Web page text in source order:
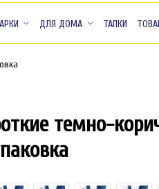
ДЛЯ ДОМА ТАПКИ
темно-